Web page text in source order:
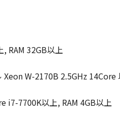
RAM 32GB以上
W-2170B 2.5GHz 14Core
i7-7700K以上, RAM 4GB以上